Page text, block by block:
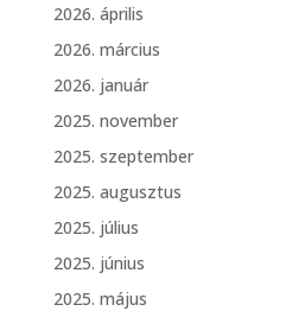
2026. április
2026. március
2026. január
2025. november
2025. szeptember
2025. augusztus
2025. július
2025. június
2025. május